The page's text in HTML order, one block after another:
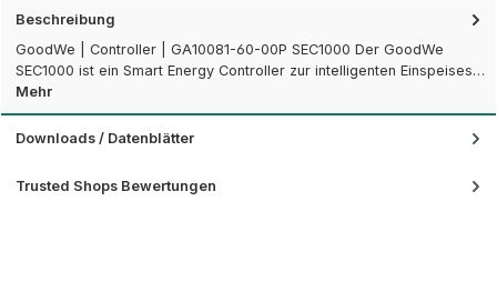
Beschreibung
GoodWe | Controller | GA10081-60-00P SEC1000 Der GoodWe
SEC1000 ist ein Smart Energy Controller zur intelligenten Einspeises…
Mehr
Downloads / Datenblätter
Trusted Shops Bewertungen